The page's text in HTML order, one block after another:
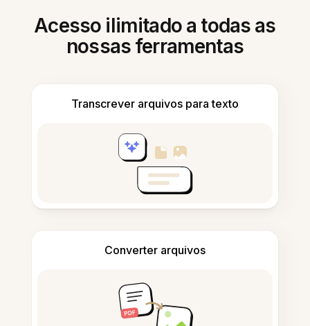
Acesso ilimitado a todas as
nossas ferramentas
Transcrever arquivos para texto
Converter arquivos